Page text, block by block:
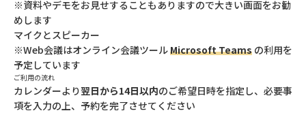
※資料やデモをお見せすることもありますので大きい画面をお勧
めします
マイクとスピーカー
※Web会議はオンライン会議ツールMicrosoft Teams の利用を
予定しています
ご利用の流れ
カレンダーより翌日から14日以内のご希望日時を指定し、必要事
項を入力の上、予約を完了させてください